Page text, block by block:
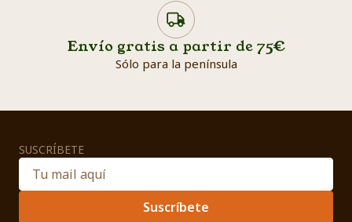
Envío gratis a partir de 75€
Sólo para la península
SUSCRÍBETE
Suscríbete